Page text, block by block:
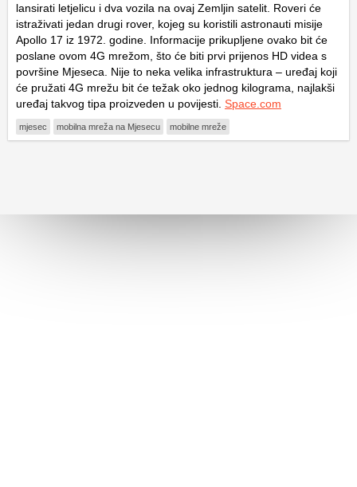
lansirati letjelicu i dva vozila na ovaj Zemljin satelit. Roveri će
istraživati jedan drugi rover, kojeg su koristili astronauti misije
Apollo 17 iz 1972. godine. Informacije prikupljene ovako bit će
poslane ovom 4G mrežom, što će biti prvi prijenos HD videa s
površine Mjeseca. Nije to neka velika infrastruktura – uređaj koji
će pružati 4G mrežu bit će težak oko jednog kilograma, najlakši
uređaj takvog tipa proizveden u povijesti. Space.com
mjesec mobilna mreža na Mjesecu mobilne mreže